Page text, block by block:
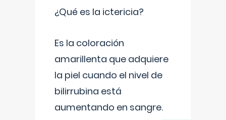
¿Qué es la ictericia?
Es la coloración
amarillenta que adquiere
la piel cuando el nivel de
bilirrubina está
aumentando en sangre.